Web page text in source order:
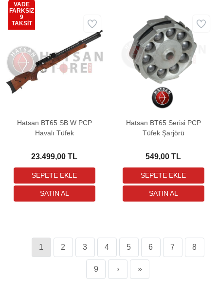
Hatsan BT65 SB W PCP
Havalı Tüfek
23.499,00 TL
VADE
FARKSIZ
9
TAKSİT
Kargo
Bedava
Hatsan BT65 Serisi PCP
Tüfek Şarjörü
549,00 TL
1 2 3 4 5 6 7 8
9 › »